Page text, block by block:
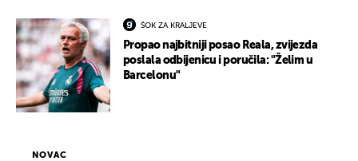
ŠOK ZA KRALJEVE
Propao najbitniji posao Reala, zvijezda
poslala odbijenicu i poručila: "Želim u
Barcelonu"
NOVAC